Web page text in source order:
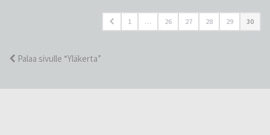
1 … 26 27 28 29 30
Palaa sivulle “Yläkerta”